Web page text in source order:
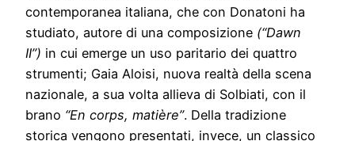
contemporanea italiana, che con Donatoni ha
studiato, autore di una composizione (“Dawn
II”) in cui emerge un uso paritario dei quattro
strumenti; Gaia Aloisi, nuova realtà della scena
nazionale, a sua volta allieva di Solbiati, con il
brano “En corps, matière”. Della tradizione
storica vengono presentati, invece, un classico